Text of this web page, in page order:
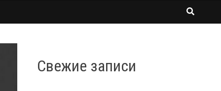
Свежие записи